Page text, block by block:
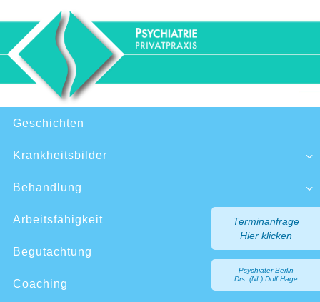
Inhalt
springen
InhaltGeschichten
Krankheitsbilder
Behandlung
Arbeitsfähigkeit
Begutachtung
Coaching
Terminanfrage
Hier klicken
Psychiater Berlin
Drs. (NL) Dolf Hage